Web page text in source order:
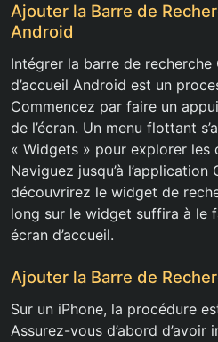
Ajouter la Barre de
Android
Intégrer la barre de
d’accueil Android est un
Commencez par faire un
de l’écran. Un menu flottant
« Widgets » pour explorer les
Naviguez jusqu’à
découvrirez le widget de
long sur le widget suffira à le
écran d’accueil.
Ajouter la Barre de
Sur un iPhone, la procédure
Assurez-vous d’abord d’avoir